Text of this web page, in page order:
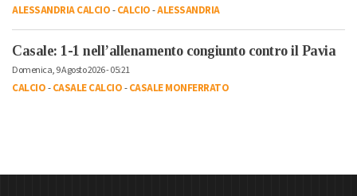
ALESSANDRIA CALCIO-CALCIO-ALESSANDRIA
Casale: 1-1 nell’allenamento congiunto contro il Pavia
Domenica, 9 Agosto 2026 - 05:21
CALCIO-CASALE CALCIO-CASALE MONFERRATO